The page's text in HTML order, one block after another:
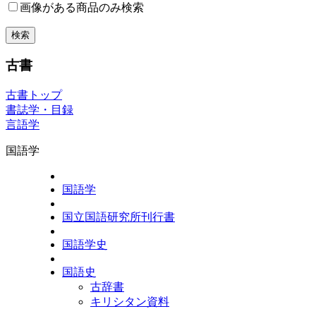
画像がある商品のみ検索
古書
古書トップ
書誌学・目録
言語学
国語学
国語学
国立国語研究所刊行書
国語学史
国語史
古辞書
キリシタン資料